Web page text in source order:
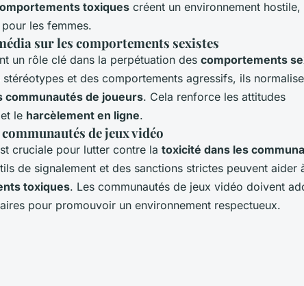
toxiques créent un environnement hostile,
les femmes.
sur les comportements sexistes
un rôle clé dans la perpétuation des comportements
et des comportements agressifs, ils
communautés de joueurs. Cela renforce les attitudes
le harcèlement en ligne.
de jeux vidéo
cruciale pour lutter contre la toxicité dans les
de signalement et des sanctions strictes peuvent aider
toxiques. Les communautés de jeux vidéo doivent
pour promouvoir un environnement respectueux.